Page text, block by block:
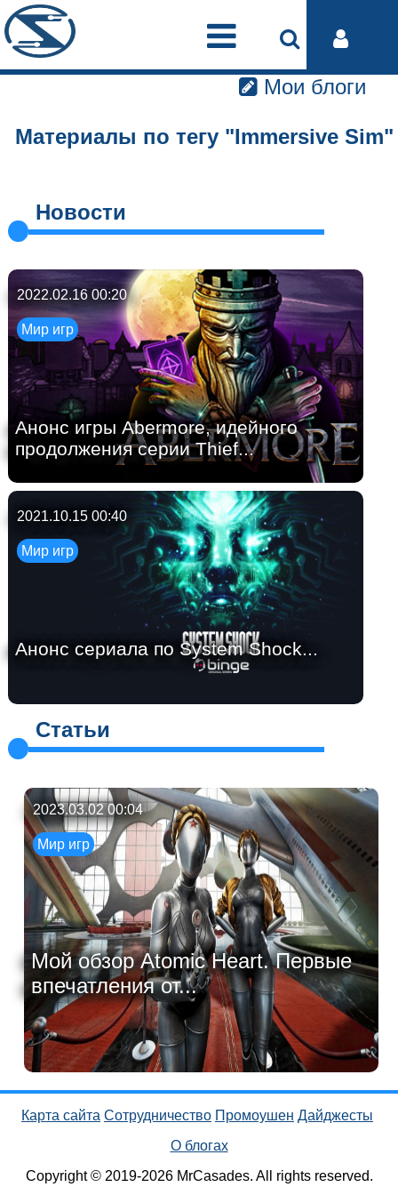
Мои блоги
Материалы по тегу "Immersive Sim"
Новости
2022.02.16 00:20
Мир игр
Анонс игры Abermore, идейного
продолжения серии Thief...
2021.10.15 00:40
Мир игр
Анонс сериала по System Shock...
Статьи
2023.03.02 00:04
Мир игр
Мой обзор Atomic Heart. Первые
впечатления от...
Карта сайта Сотрудничество Промоушен Дайджесты
О блогах
Copyright © 2019-2026 MrCasades. All rights reserved.